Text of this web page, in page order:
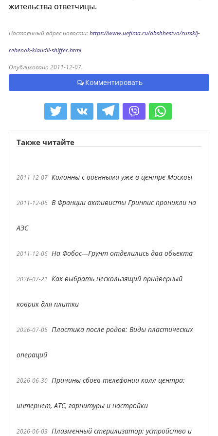
жительства ответчицы.
Постоянный адрес новости:https://www.uefima.ru/obshhestvo/russkij-
rebenok-klaudii-shiffer.html
Опубликовано 2011-12-07.
Комментировать
Также читайте
2011-12-07 Колонны с военными уже в центре Москвы
2011-12-06 В Франции активисты Гринпис проникли на
АЭС
2011-12-06 На Фобос—Грунт отделились два объекта
2026-07-21 Как выбрать нескользящий придверный
коврик для плитки
2026-07-05 Пластика после родов: Виды пластических
операций
2026-06-30 Причины сбоев телефонии колл центра:
интернет, АТС, гарнитуры и настройки
2026-06-03 Плазменный стерилизатор: устройство и